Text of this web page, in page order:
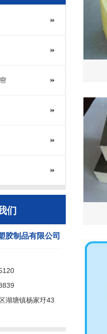
们
胶制品有限公司
湖塘镇杨家圩43